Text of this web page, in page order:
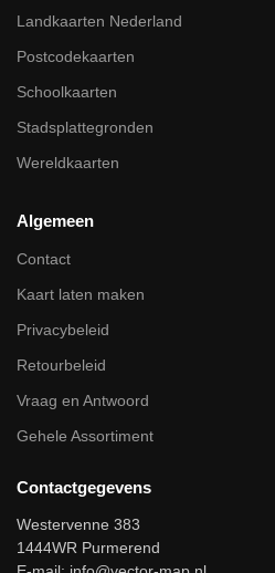
Landkaarten Nederland
Postcodekaarten
Schoolkaarten
Stadsplattegronden
Wereldkaarten
Algemeen
Contact
Kaart laten maken
Privacybeleid
Retourbeleid
Vraag en Antwoord
Gehele Assortiment
Contactgegevens
Westervenne 383
1444WR Purmerend